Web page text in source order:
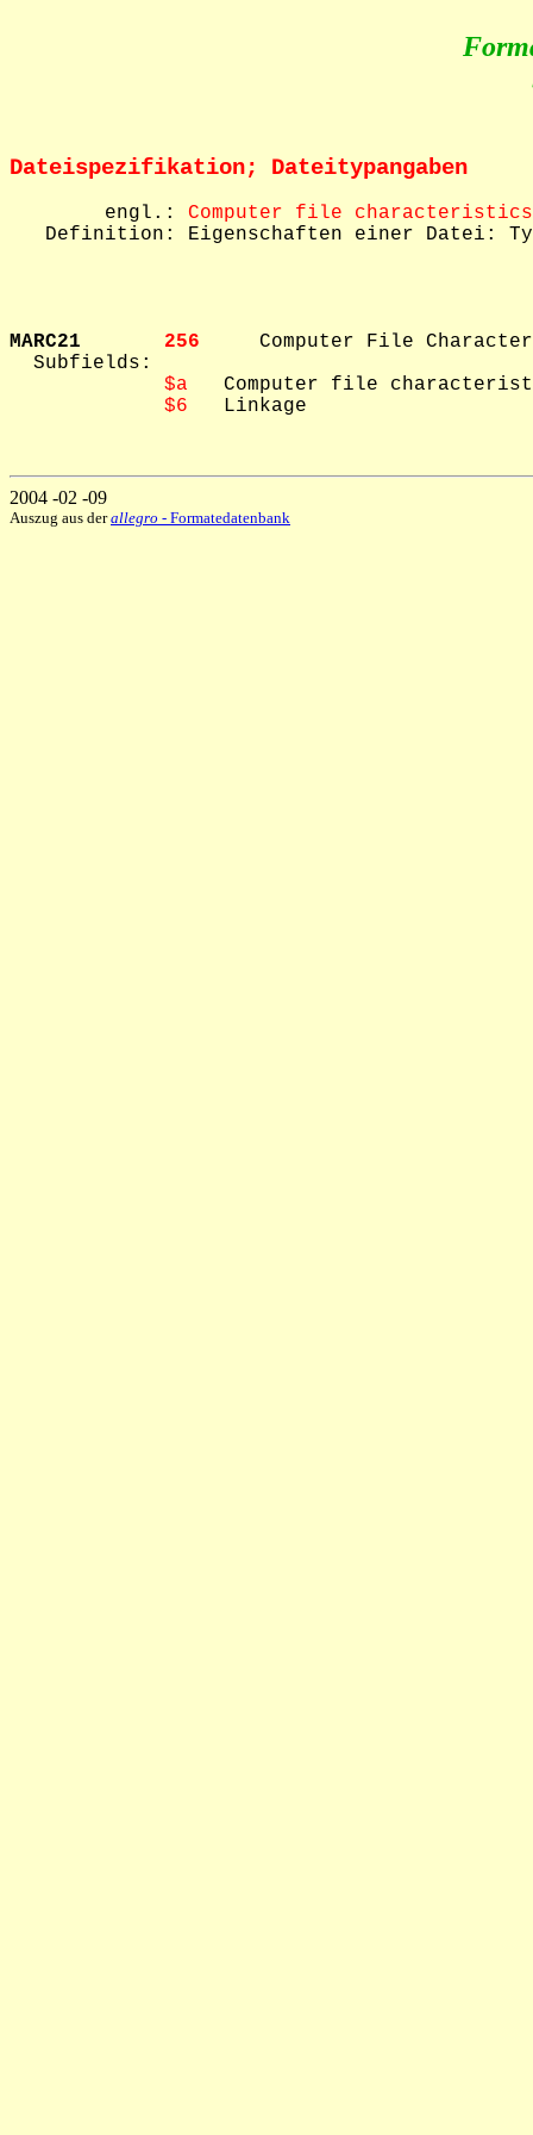
Dateispezifikation; Dateitypangaben
        engl.:
Computer file characteristics
Definition: Eigenschaften einer Datei:
MARC21 256 Computer File
  Subfields:
$a
Computer file
$6
   Linkage
2004 -02 -09
Auszug aus derallegro - Formatedatenbank